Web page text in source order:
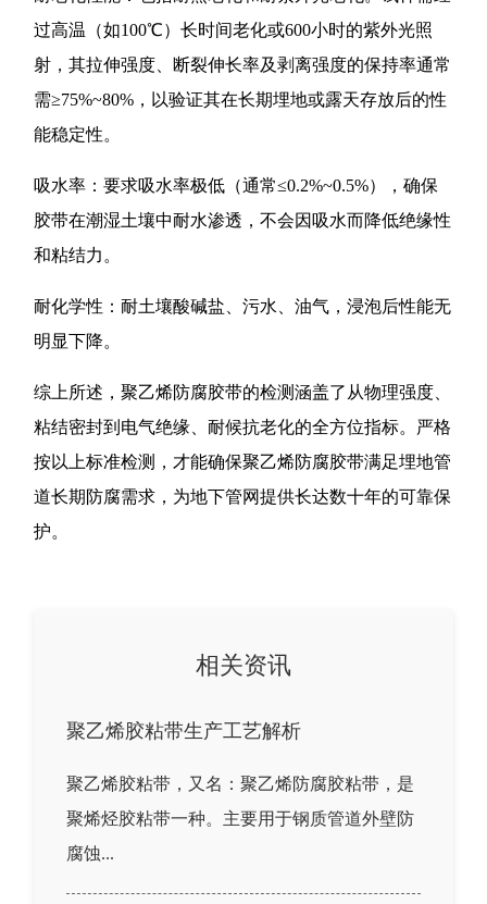
过高温（如100℃）长时间老化或600小时的紫外光照
射，其拉伸强度、断裂伸长率及剥离强度的保持率通常
需≥75%~80%，以验证其在长期埋地或露天存放后的性
能稳定性。
吸水率：要求吸水率极低（通常≤0.2%~0.5%），确保
胶带在潮湿土壤中耐水渗透，不会因吸水而降低绝缘性
和粘结力。
耐化学性：耐土壤酸碱盐、污水、油气，浸泡后性能无
明显下降。
综上所述，聚乙烯防腐胶带的检测涵盖了从物理强度、
粘结密封到电气绝缘、耐候抗老化的全方位指标。严格
按以上标准检测，才能确保聚乙烯防腐胶带满足埋地管
道长期防腐需求，为地下管网提供长达数十年的可靠保
护。
相关资讯
聚乙烯胶粘带生产工艺解析
聚乙烯胶粘带，又名：聚乙烯防腐胶粘带，是
聚烯烃胶粘带一种。主要用于钢质管道外壁防
腐蚀...